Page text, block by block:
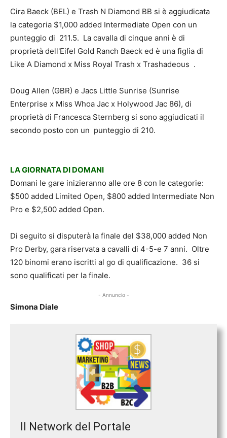
Cira Baeck (BEL) e Trash N Diamond BB si è aggiudicata
la categoria $1,000 added Intermediate Open con un
punteggio di 211.5. La cavalla di cinque anni è di
proprietà dell'Eifel Gold Ranch Baeck ed è una figlia di
Like A Diamond x Miss Royal Trash x Trashadeous .
Doug Allen (GBR) e Jacs Little Sunrise (Sunrise
Enterprise x Miss Whoa Jac x Holywood Jac 86), di
proprietà di Francesca Sternberg si sono aggiudicati il
secondo posto con un punteggio di 210.
LA GIORNATA DI DOMANI
Domani le gare inizieranno alle ore 8 con le categorie:
$500 added Limited Open, $800 added Intermediate Non
Pro e $2,500 added Open.
Di seguito si disputerà la finale del $38,000 added Non
Pro Derby, gara riservata a cavalli di 4-5-e 7 anni. Oltre
120 binomi erano iscritti al go di qualificazione. 36 si
sono qualificati per la finale.
- Annuncio -
Simona Diale
Il Network del Portale